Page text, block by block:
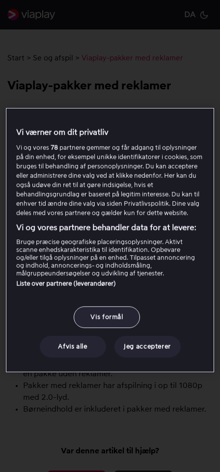
DA
Start > Se og afspil > Viaplay-pakker med reklamer
Viaplay-pakker med reklamer
reklamer, men med reklamepauser under afspilning til
en lavere pris. Alle pakker kan købes med reklamer til en
lavere pris.
Sådan fungerer reklamerne
Reklamer i pakker med reklamer vises som pauser under
beregnet til at være lavere end på kommercielle tv-
kanaler. Kortere indhold, der afspilles, viser oftest
reklamer i begyndelsen, mens længere indhold og
sportssendinger også kan indeholde reklamer under
afspilningen.
Annonceblokkere understøttes ikke for pakker med
Offline-tilstand (download) er ikke inkluderet. Hvis
en pakke uden reklamer.
Pakker med reklamer har afspilning i op til 1080p
med 2.0-lyd.
Børneindhold er inkluderet i pakker med reklamer.
Var denne artikel til hjælp?
Vi værner om dit privatliv
Vi og vores78 partnere gemmer og får adgang til oplysninger
på din enhed, for eksempel unikke identifikatorer i cookies, som
bruges til behandling af personoplysninger. Du kan acceptere
eller administrere dine valg ved at klikke nedenfor. Her kan du
også udøve din ret til at gøre indsigelse, hvis et
behandlingsgrundlag er baseret på legitim interesse. Du kan til
enhver tid ændre dine valg via siden Privatlivspolitik. Dine valg
deles med vores partnere og gælder kun for dette website.
Vi og vores partnere behandler data for at levere:
Bruge præcise geografiske placeringsoplysninger. Aktivt
scanne enhedskarakteristika til identifikation. Opbevare
og/eller tilgå oplysninger på en enhed. Tilpasset annoncering
og indhold, annoncerings- og indholdsmåling,
målgruppeundersøgelser og udvikling af tjenester.
Liste over partnere (leverandører)
Vis formål
Afvis alle Jeg accepterer